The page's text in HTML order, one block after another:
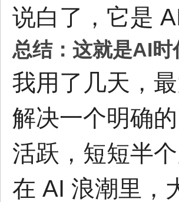
说白了，它是
总结：这就是AI
我用了几天，
解决一个明确
活跃，短短半
在 AI 浪潮里，